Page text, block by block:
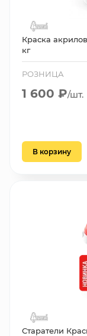
Краска
кг
РОЗНИЦА
1 600 ₽/шт.
В корзину
Старатели